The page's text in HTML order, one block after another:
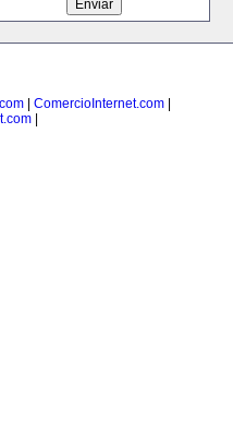
ComercioInternet.com